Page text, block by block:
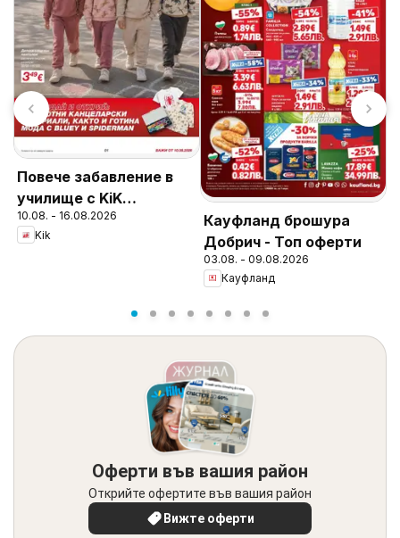
Повече забавление в
училище с KiK
предложения
10.08. - 16.08.2026
Kik
Кауфланд брошура
Добрич - Топ оферти
03.08. - 09.08.2026
Кауфланд
Оферти във вашия район
Открийте офертите във вашия район
Вижте оферти